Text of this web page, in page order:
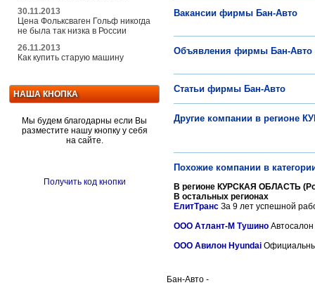
30.11.2013
Цена Фольксваген Гольф никогда
не была так низка в России
26.11.2013
Как купить старую машину
НАША КНОПКА
Мы будем благодарны если Вы
разместите нашу кнопку у себя
на сайте.
Получить код кнопки
Вакансии фирмы Бан-Авто
Объявления фирмы Бан-Авто
Статьи фирмы Бан-Авто
Другие компании в регионе
Похожие компании в
В регионе КУРСКАЯ ОБЛАСТЬ
В остальных регионах
ЕлитТранс За 9 лет успешной
ООО Атлант-М Тушино
ООО Авилон Hyundai
Бан-Авто -